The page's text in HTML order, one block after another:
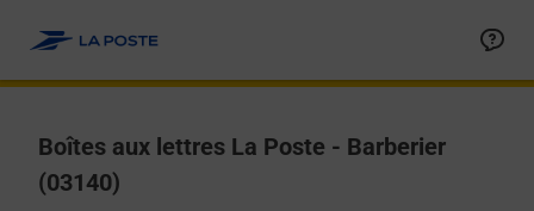
Boîtes aux lettres La Poste - Barberier
(03140)